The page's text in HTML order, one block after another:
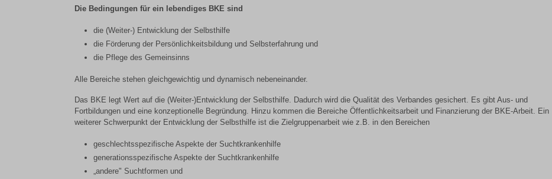
Die Bedingungen für ein lebendiges BKE sind
die (Weiter-) Entwicklung der Selbsthilfe
die Förderung der Persönlichkeitsbildung und Selbsterfahrung und
die Pflege des Gemeinsinns
Alle Bereiche stehen gleichgewichtig und dynamisch nebeneinander.
Das BKE legt Wert auf die (Weiter-)Entwicklung der Selbsthilfe. Dadurch wird die Qualität des Verbandes gesichert. Es gibt Aus- und
Fortbildungen und eine konzeptionelle Begründung. Hinzu kommen die Bereiche Öffentlichkeitsarbeit und Finanzierung der BKE-Arbeit. Ein
weiterer Schwerpunkt der Entwicklung der Selbsthilfe ist die Zielgruppenarbeit wie z.B. in den Bereichen
geschlechtsspezifische Aspekte der Suchtkrankenhilfe
generationsspezifische Aspekte der Suchtkrankenhilfe
„andere" Suchtformen und